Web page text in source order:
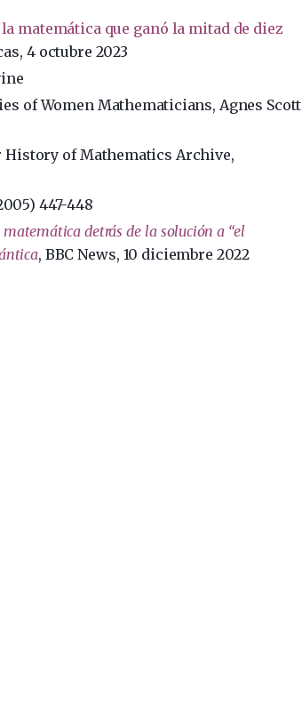
matemática que ganó la mitad de diez
4 octubre 2023
of Women Mathematicians, Agnes Scott
History of Mathematics Archive,
447-448
detrás de la solución a “el
, BBC News, 10 diciembre 2022